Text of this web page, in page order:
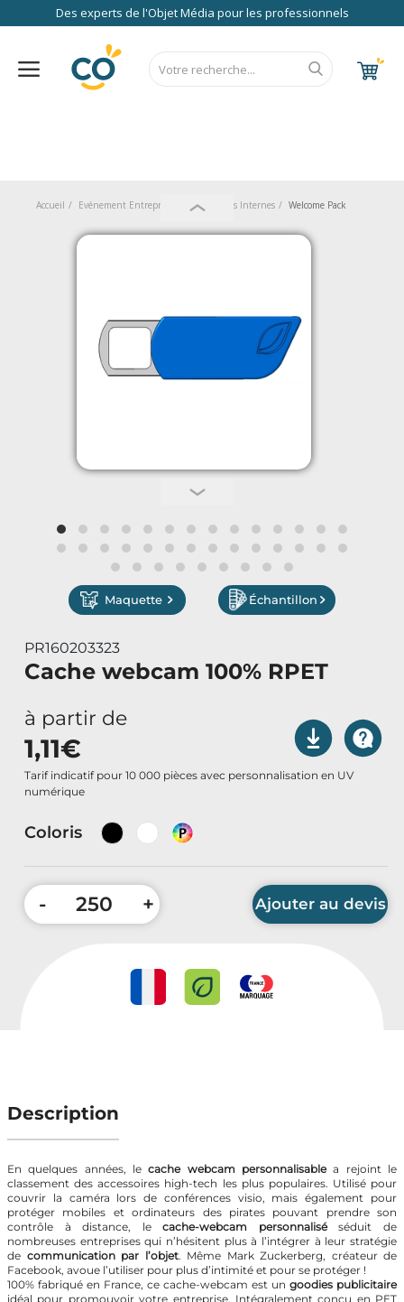
Des experts de l'Objet Média pour les professionnels
Textiles & Accessoires
Parapluies & Parasols
Art de la Table
Art de Vivre à la Française
Plantes et Graines
Bien être & Sécurité
Sports, loisirs & jouets
Packaging sur-mesure
Evénement Entreprise
Accueil Evénement Entreprise Évènements Internes Welcome Pack
Maquette Échantillon
PR160203323
Cache webcam 100% RPET
à partir de
1,11€
Tarif indicatif pour 10 000 pièces avec personnalisation en UV
numérique
Coloris
- + Ajouter au devis
Description
En quelques années, lecache webcam personnalisablea rejoint le
classement des accessoires high-tech les plus populaires. Utilisé pour
couvrir la caméra lors de conférences visio, mais également pour
protéger mobiles et ordinateurs des pirates pouvant prendre son
contrôle à distance, lecache-webcam personnaliséséduit de
nombreuses entreprises qui n’hésitent plus à l’intégrer à leur stratégie
de communication par l’objet. Même Mark Zuckerberg, créateur de
Facebook, avoue l’utiliser pour plus d’intimité et pour se protéger !
100% fabriqué en France, ce cache-webcam est un goodies publicitaire
idéal pour promouvoir votre entreprise. Intégralement conçu en PET